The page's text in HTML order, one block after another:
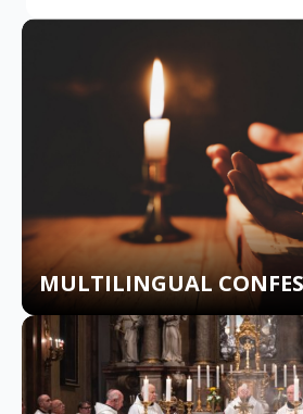
MULTILINGUAL